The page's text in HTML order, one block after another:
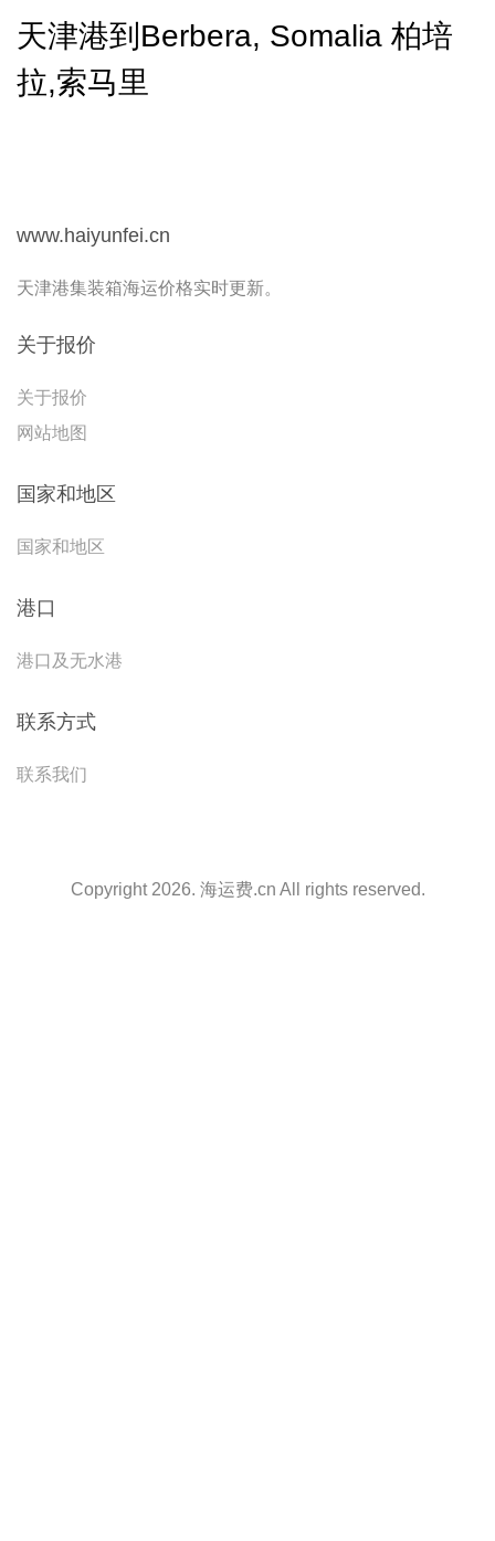
天津港到Berbera, Somalia 柏培
拉,索马里
www.haiyunfei.cn
天津港集装箱海运价格实时更新。
关于报价
关于报价
网站地图
国家和地区
国家和地区
港口
港口及无水港
联系方式
联系我们
Copyright 2026. 海运费.cn All rights reserved.